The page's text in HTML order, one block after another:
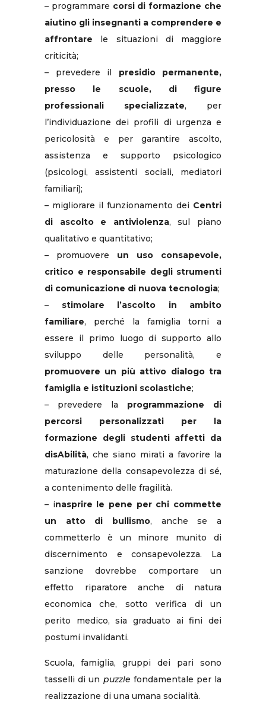
– programmare corsi di formazione che
aiutino gli insegnanti a comprendere e
affrontare le situazioni di maggiore
criticità;
– prevedere il presidio permanente,
presso le scuole, di figure
professionali specializzate, per
l’individuazione dei profili di urgenza e
pericolosità e per garantire ascolto,
assistenza e supporto psicologico
(psicologi, assistenti sociali, mediatori
familiari);
– migliorare il funzionamento dei Centri
di ascolto e antiviolenza, sul piano
qualitativo e quantitativo;
– promuovere un uso consapevole,
critico e responsabile degli strumenti
di comunicazione di nuova tecnologia;
– stimolare l’ascolto in ambito
familiare, perché la famiglia torni a
essere il primo luogo di supporto allo
sviluppo delle personalità, e
promuovere un più attivo dialogo tra
famiglia e istituzioni scolastiche;
– prevedere la programmazione di
percorsi personalizzati per la
formazione degli studenti affetti da
disAbilità, che siano mirati a favorire la
maturazione della consapevolezza di sé,
a contenimento delle fragilità.
– inasprire le pene per chi commette
un atto di bullismo, anche se a
commetterlo è un minore munito di
discernimento e consapevolezza. La
sanzione dovrebbe comportare un
effetto riparatore anche di natura
economica che, sotto verifica di un
perito medico, sia graduato ai fini dei
postumi invalidanti.
Scuola, famiglia, gruppi dei pari sono
tasselli di un puzzle fondamentale per la
realizzazione di una umana socialità.